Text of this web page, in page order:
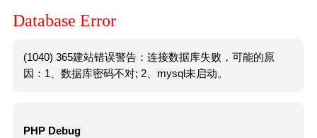
Database Error
(1040) 365建站错误警告：连接数据库失败，可能的原
因：1、数据库密码不对; 2、mysql未启动。
PHP Debug